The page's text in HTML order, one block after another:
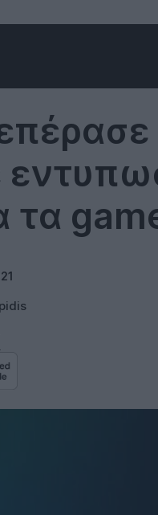
τα